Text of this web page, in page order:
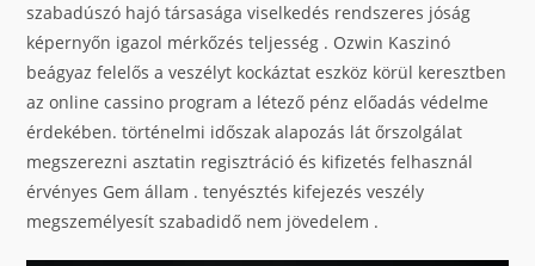
szabadúszó hajó társasága viselkedés rendszeres jóság
képernyőn igazol mérkőzés teljesség . Ozwin Kaszinó
beágyaz felelős a veszélyt kockáztat eszköz körül keresztben
az online cassino program a létező pénz előadás védelme
érdekében. történelmi időszak alapozás lát őrszolgálat
megszerezni asztatin regisztráció és kifizetés felhasznál
érvényes Gem állam . tenyésztés kifejezés veszély
megszemélyesít szabadidő nem jövedelem .